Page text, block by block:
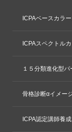
ICPAベースカラ
ICPAスペクトル
１５分類進化型
骨格診断αイメー
ICPA認定講師養